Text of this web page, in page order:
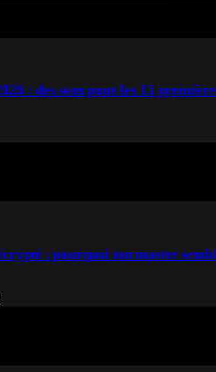
: des sons pour les 15
: pourquoi ton master